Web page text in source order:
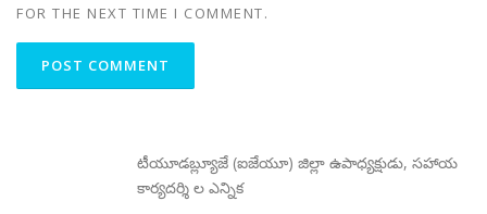
FOR THE NEXT TIME I COMMENT.
టీయూడబ్ల్యూజే (ఐజేయూ) జిల్లా ఉపాధ్యక్షుడు, సహాయ
కార్యదర్శి ల ఎన్నిక